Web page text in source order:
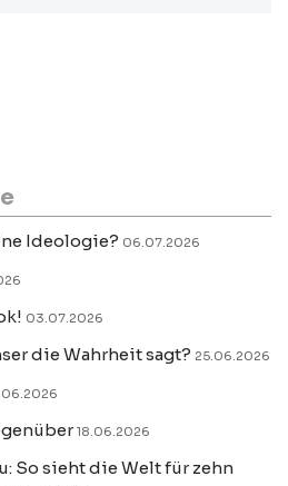
Ideologie? 06.07.2026
03.07.2026
die Wahrheit sagt? 25.06.2026
18.06.2026
So sieht die Welt für zehn